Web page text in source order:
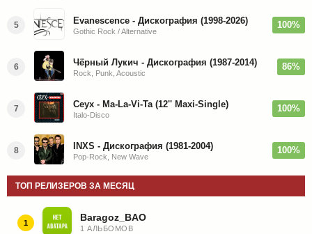
5 Evanescence - Дискография (1998-2026)
Gothic Rock / Alternative
100%
6 Чёрный Лукич - Дискография (1987-2014)
Rock, Punk, Acoustic
86%
7 Ceyx - Ma-La-Vi-Ta (12'' Maxi-Single)
Italo-Disco
100%
8 INXS - Дискография (1981-2004)
Pop-Rock, New Wave
100%
ТОП РЕЛИЗЕРОВ ЗА МЕСЯЦ
1 Baragoz_BAO
1 АЛЬБОМОВ